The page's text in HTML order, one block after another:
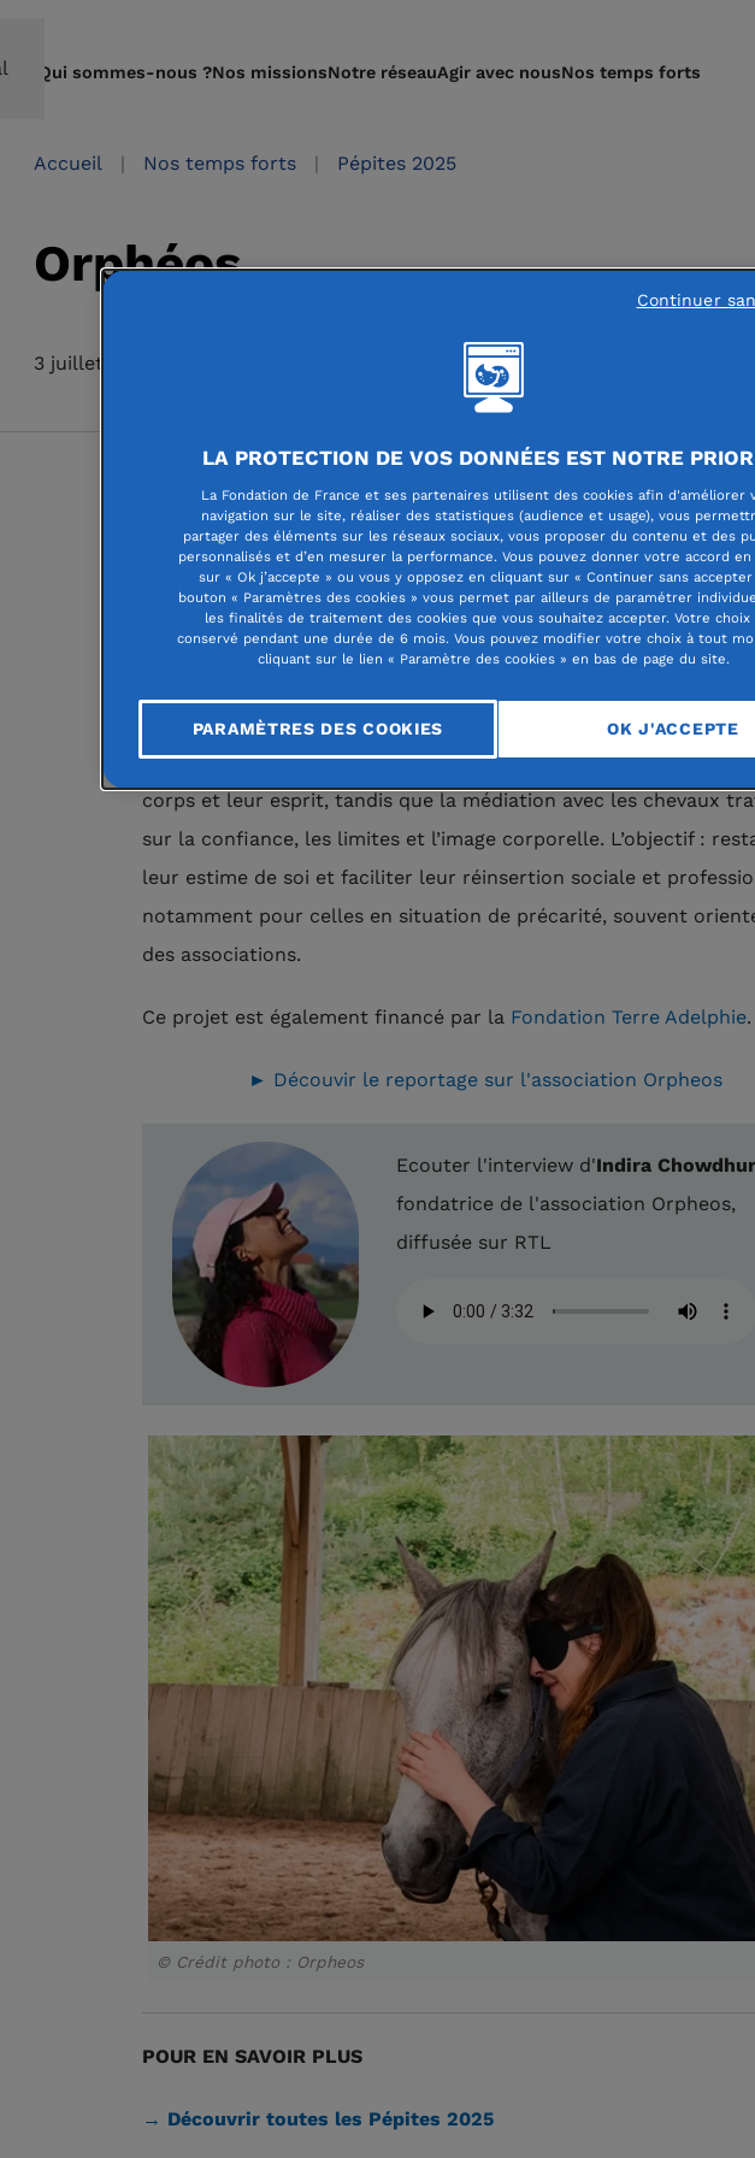
Qui sommes-nous ?Nos missionsNotre réseauAgir avec nousNos temps forts
Accueil Nos temps forts Pépites 2025
Orphéos
3 juillet 2025
Orphéos : aider les femmes victimes de
se reconstruire par la danse et la médiation
(Mortefontaine – Oise)
Créée en 2022 par Indira Chowdhury, elle-même victime de
reconstruire grâce à la danse-thérapie et à la médiation équine.
danse leur permet d’extérioriser leur traumatisme en
corps et leur esprit, tandis que la médiation avec les chevaux
sur la confiance, les limites et l’image corporelle. L’objectif :
leur estime de soi et faciliter leur réinsertion sociale et
notamment pour celles en situation de précarité, souvent
des associations.
Ce projet est également financé par la Fondation Terre Adelphie.
► Découvir le reportage sur l'association Orpheos
Ecouter l'interview d'Indira
fondatrice de l'association Orpheos,
diffusée sur RTL
© Crédit photo : Orpheos
POUR EN SAVOIR PLUS
→ Découvrir toutes les Pépites 2025
LA PROTECTION DE VOS DONNÉES EST NOTRE
La Fondation de France et ses partenaires utilisent des cookies afin d'améliorer
navigation sur le site, réaliser des statistiques (audience et usage), vous
partager des éléments sur les réseaux sociaux, vous proposer du contenu et des
personnalisés et d’en mesurer la performance. Vous pouvez donner votre accord
sur « Ok j’accepte » ou vous y opposez en cliquant sur « Continuer sans accepter
bouton « Paramètres des cookies » vous permet par ailleurs de paramétrer
les finalités de traitement des cookies que vous souhaitez accepter. Votre choix
conservé pendant une durée de 6 mois. Vous pouvez modifier votre choix à tout
cliquant sur le lien « Paramètre des cookies » en bas de page du site.
PARAMÈTRES DES COOKIES OK J'ACCEPTE
Continuer